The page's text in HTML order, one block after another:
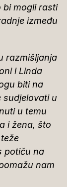
bi mogli rasti
između
razmišljanja
i Linda
biti na
sudjelovati u
u temu
i žena, što
potiču na
nam